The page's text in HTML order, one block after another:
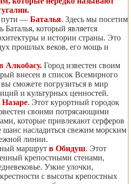
пути — Баталья. Здесь мы посетим
который является
и истории страны. Это
прошлых веков, его мощь и
Алкобасу. Город известен своим
внесен в список Всемирного
сможете погрузиться в мир
и культурных ценностей.
. Этот курортный городок
своими потрясающими
которые привлекают серферов
шанс насладиться свежим морским
линии.
маршрут в Обидуш. Этот
крепостными стенами,
Узкие улочки,
с высоты крепостных